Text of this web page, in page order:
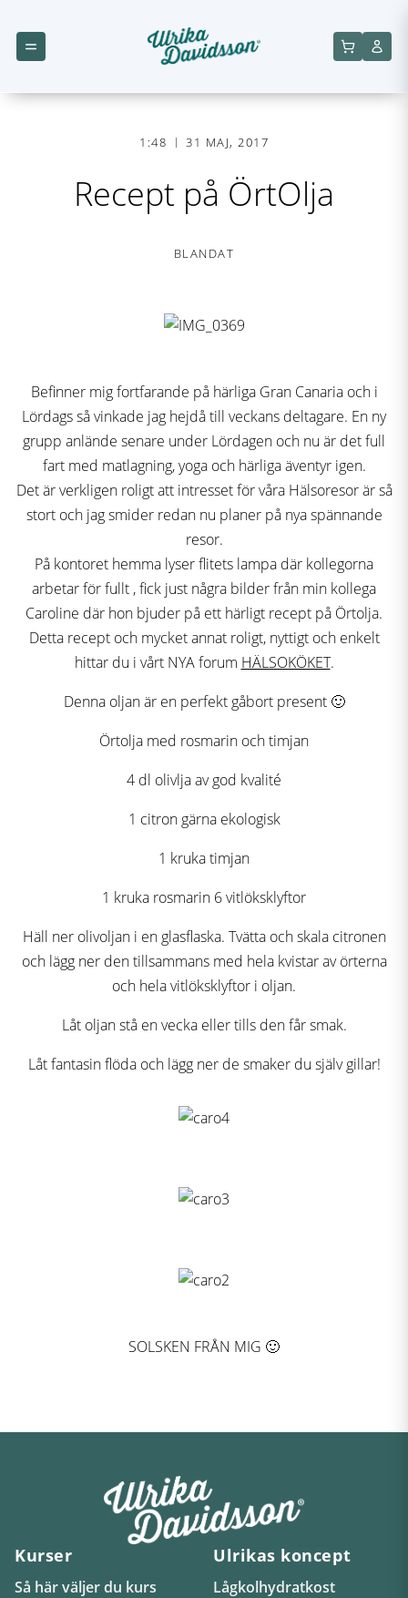
1:48 31 MAJ, 2017
Recept på ÖrtOlja
BLANDAT
Befinner mig fortfarande på härliga Gran Canaria och i
Lördags så vinkade jag hejdå till veckans deltagare. En ny
grupp anlände senare under Lördagen och nu är det full
fart med matlagning, yoga och härliga äventyr igen.
Det är verkligen roligt att intresset för våra Hälsoresor är så
stort och jag smider redan nu planer på nya spännande
resor.
På kontoret hemma lyser flitets lampa där kollegorna
arbetar för fullt , fick just några bilder från min kollega
Caroline där hon bjuder på ett härligt recept på Örtolja.
Detta recept och mycket annat roligt, nyttigt och enkelt
hittar du i vårt NYA forum HÄLSOKÖKET.
Denna oljan är en perfekt gåbort present 🙂
Örtolja med rosmarin och timjan
4 dl olivlja av god kvalité
1 citron gärna ekologisk
1 kruka timjan
1 kruka rosmarin 6 vitlöksklyftor
Häll ner olivoljan i en glasflaska. Tvätta och skala citronen
och lägg ner den tillsammans med hela kvistar av örterna
och hela vitlöksklyftor i oljan.
Låt oljan stå en vecka eller tills den får smak.
Låt fantasin flöda och lägg ner de smaker du själv gillar!
SOLSKEN FRÅN MIG 🙂
Kurser
Så här väljer du kurs
Ulrikas koncept
Lågkolhydratkost